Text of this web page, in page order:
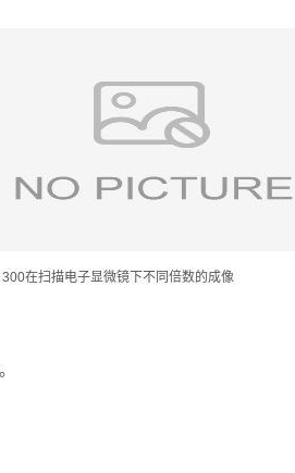
在扫描电子显微镜下不同倍数的成像